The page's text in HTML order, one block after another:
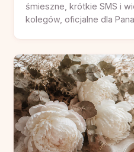
śmieszne, krótkie SMS i
kolegów, oficjalne dla Pana